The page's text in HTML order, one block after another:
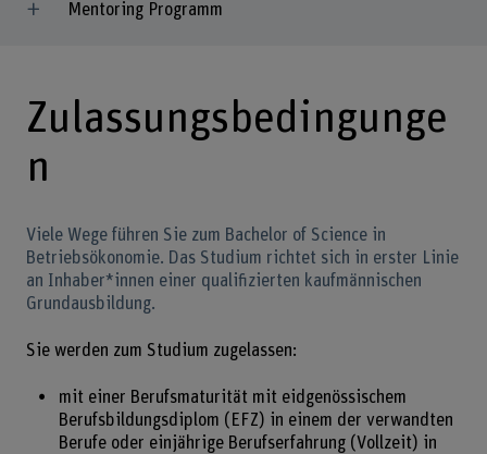
Mentoring Programm
Zulassungsbedingunge
n
Viele Wege führen Sie zum Bachelor of Science in
Betriebsökonomie. Das Studium richtet sich in erster Linie
an Inhaber*innen einer qualifizierten kaufmännischen
Grundausbildung.
Sie werden zum Studium zugelassen:
mit einer Berufsmaturität mit eidgenössischem
Berufsbildungsdiplom (EFZ) in einem der verwandten
Berufe oder einjährige Berufserfahrung (Vollzeit) in